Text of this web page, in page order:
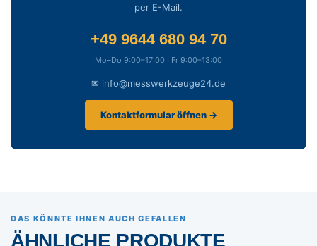
per E-Mail.
+49 9644 680 94 70
Mo–Do 9:00–17:00 · Fr 9:00–13:00
✉ info@messwerkzeuge24.de
Kontaktformular öffnen →
DAS KÖNNTE IHNEN AUCH GEFALLEN
ÄHNLICHE PRODUKTE